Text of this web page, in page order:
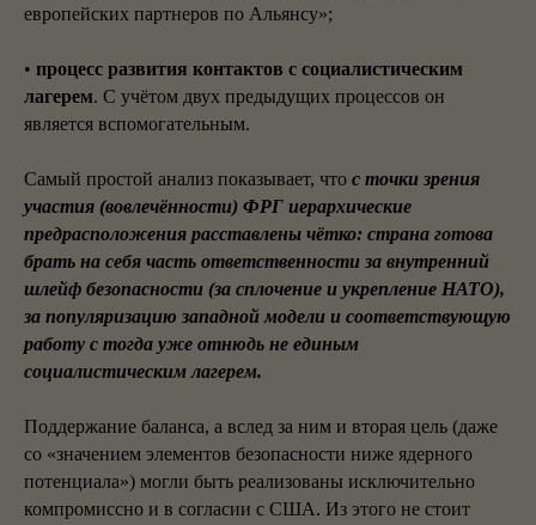
европейских партнеров по Альянсу»;
• процесс развития контактов с социалистическим
лагерем. С учётом двух предыдущих процессов он
является вспомогательным.
Самый простой анализ показывает, что с точки зрения
участия (вовлечённости) ФРГ иерархические
предрасположения расставлены чётко: страна готова
брать на себя часть ответственности за внутренний
шлейф безопасности (за сплочение и укрепление НАТО),
за популяризацию западной модели и соответствующую
работу с тогда уже отнюдь не единым
социалистическим лагерем.
Поддержание баланса, а вслед за ним и вторая цель (даже
со «значением элементов безопасности ниже ядерного
потенциала») могли быть реализованы исключительно
компромиссно и в согласии с США. Из этого не стоит